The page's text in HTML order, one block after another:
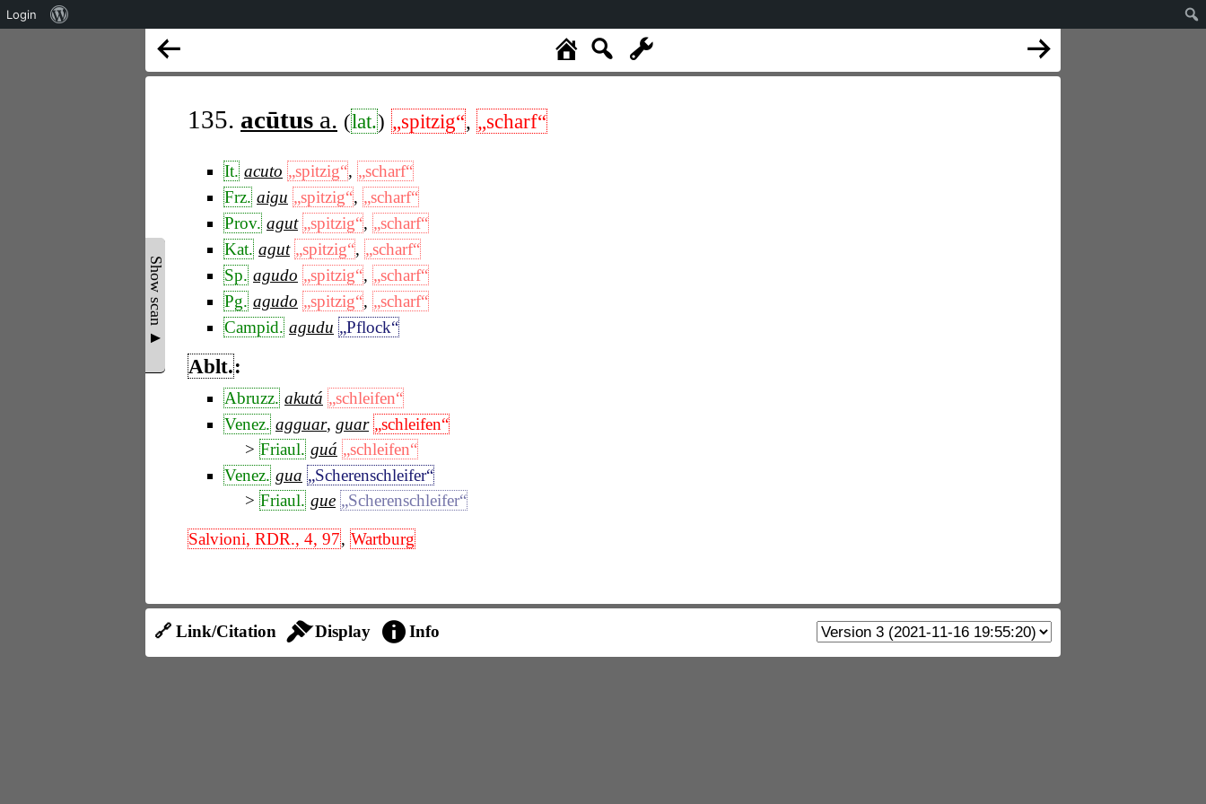
Show scan ▲
135. acūtus a. (lat.) „spitzig“, „scharf“
It. acuto „spitzig“, „scharf“
Frz. aigu „spitzig“, „scharf“
Prov. agut „spitzig“, „scharf“
Kat. agut „spitzig“, „scharf“
Sp. agudo „spitzig“, „scharf“
Pg. agudo „spitzig“, „scharf“
Campid. agudu „Pflock“
Ablt.:
Abruzz. akutá „schleifen“
Venez. agguar, guar „schleifen“
Friaul. guá „schleifen“
Venez. gua „Scherenschleifer“
Friaul. gue „Scherenschleifer“
Salvioni, RDR., 4, 97, Wartburg
🔗 Link/Citation Display Info
Login